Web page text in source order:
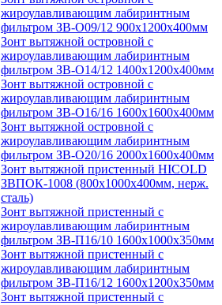
жироулавливающим лабиринтным
фильтром ЗВ-О09/12 900х1200х400мм
Зонт вытяжной островной с
жироулавливающим лабиринтным
фильтром ЗВ-О14/12 1400х1200х400мм
Зонт вытяжной островной с
жироулавливающим лабиринтным
фильтром ЗВ-О16/16 1600х1600х400мм
Зонт вытяжной островной с
жироулавливающим лабиринтным
фильтром ЗВ-О20/16 2000х1600х400мм
Зонт вытяжной пристенный HICOLD
ЗВПОК-1008 (800х1000х400мм, нерж.
сталь)
Зонт вытяжной пристенный с
жироулавливающим лабиринтным
фильтром ЗВ-П16/10 1600х1000х350мм
Зонт вытяжной пристенный с
жироулавливающим лабиринтным
фильтром ЗВ-П16/12 1600х1200х350мм
Зонт вытяжной пристенный с